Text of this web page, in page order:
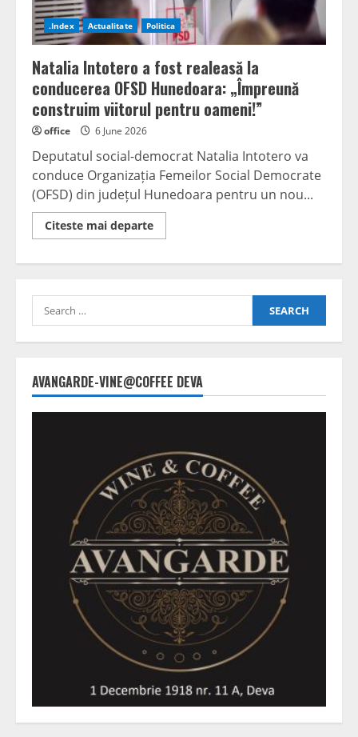
Maleia
.Index Actualitate Politica
Natalia Intotero a fost realeasă la
conducerea OFSD Hunedoara: „Împreună
construim viitorul pentru oameni!”
office 6 June 2026
Deputatul social-democrat Natalia Intotero va
conduce Organizația Femeilor Social Democrate
(OFSD) din județul Hunedoara pentru un nou...
Citeste mai departeRead
more
fost
conducerea
viitorul
pentru
Search
for:
AVANGARDE-VINE@COFFEE DEVA